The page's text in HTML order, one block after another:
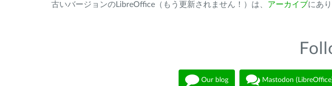
古いバージョンのLibreOffice（もう更新されません！）は、 アーカイブにあ
Our blog Mastodon